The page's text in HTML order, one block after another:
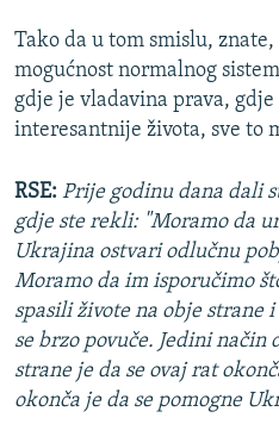
Tako da u tom smislu,
mogućnost normalnog
gdje je vladavina prava,
interesantnije života, sve to
RSE: Prije godinu dana dali
gdje ste rekli: "Moramo da
Ukrajina ostvari odlučnu
Moramo da im isporučimo
spasili živote na obje strane
se brzo povuče. Jedini način
strane je da se ovaj rat
okonča je da se pomogne